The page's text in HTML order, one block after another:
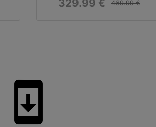
329.99 € 469.99 €
system_update